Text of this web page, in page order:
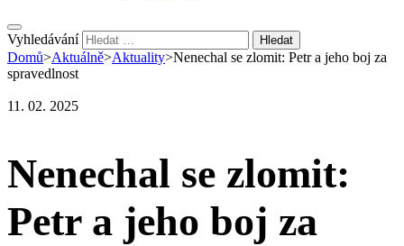
Vyhledávání
Domů>Aktuálně>Aktuality>Nenechal se zlomit: Petr a jeho boj za
spravedlnost
11. 02. 2025
Nenechal se zlomit:
Petr a jeho boj za